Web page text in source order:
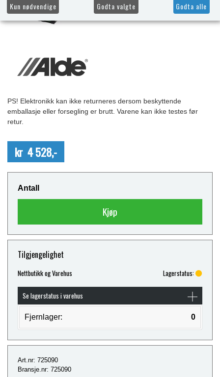
PS! Elektronikk kan ikke returneres dersom beskyttende
emballasje eller forsegling er brutt. Varene kan ikke testes før
retur.
kr 4 528,-
Antall
Kjøp
Tilgjengelighet
Nettbutikk og Varehus Lagerstatus:
Se lagerstatus i varehus
Fjernlager: 0
Art.nr: 725090
Bransje.nr: 725090
Kun nødvendige Godta valgte Godta alle